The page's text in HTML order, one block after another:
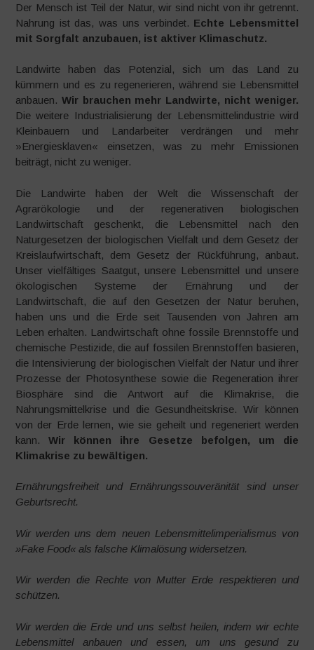
Der Mensch ist Teil der Natur, wir sind nicht von ihr getrennt.
Nahrung ist das, was uns verbindet. Echte Lebensmittel
mit Sorgfalt anzubauen, ist aktiver Klimaschutz.
Landwirte haben das Potenzial, sich um das Land zu
kümmern und es zu regenerieren, während sie Lebensmittel
anbauen. Wir brauchen mehr Landwirte, nicht weniger.
Die weitere Industrialisierung der Lebensmittelindustrie wird
Kleinbauern und Landarbeiter verdrängen und mehr
»Energiesklaven« einsetzen, was zu mehr Emissionen
beiträgt, nicht zu weniger.
Die Landwirte haben der Welt die Wissenschaft der
Agrarökologie und der regenerativen biologischen
Landwirtschaft geschenkt, die Lebensmittel nach den
Naturgesetzen der biologischen Vielfalt und dem Gesetz der
Kreislaufwirtschaft, dem Gesetz der Rückführung, anbaut.
Unser vielfältiges Saatgut, unsere Lebensmittel und unsere
ökologischen Systeme der Ernährung und der
Landwirtschaft, die auf den Gesetzen der Natur beruhen,
haben uns und die Erde seit Tausenden von Jahren am
Leben erhalten. Landwirtschaft ohne fossile Brennstoffe und
chemische Pestizide, die auf fossilen Brennstoffen basieren,
die Intensivierung der biologischen Vielfalt der Natur und ihrer
Prozesse der Photosynthese sowie die Regeneration ihrer
Biosphäre sind die Antwort auf die Klimakrise, die
Nahrungsmittelkrise und die Gesundheitskrise. Wir können
von der Erde lernen, wie sie geheilt und regeneriert werden
kann.Wir können ihre Gesetze befolgen, um die
Klimakrise zu bewältigen.
Ernährungsfreiheit und Ernährungssouveränität sind unser
Geburtsrecht.
Wir werden uns dem neuen Lebensmittelimperialismus von
»Fake Food« als falsche Klimalösung widersetzen.
Wir werden die Rechte von Mutter Erde respektieren und
schützen.
Wir werden die Erde und uns selbst heilen, indem wir echte
Lebensmittel anbauen und essen, um uns gesund zu